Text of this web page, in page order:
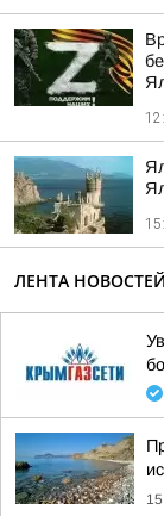
ЛЕНТА НОВОСТЕЙ